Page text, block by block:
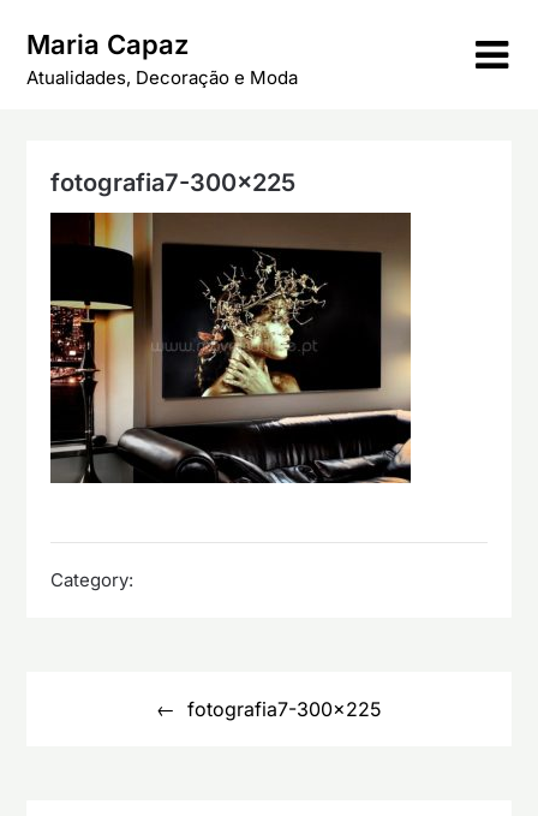
content
Maria Capaz
Atualidades, Decoração e Moda
fotografia7-300×225
Category:
fotografia7-300×225